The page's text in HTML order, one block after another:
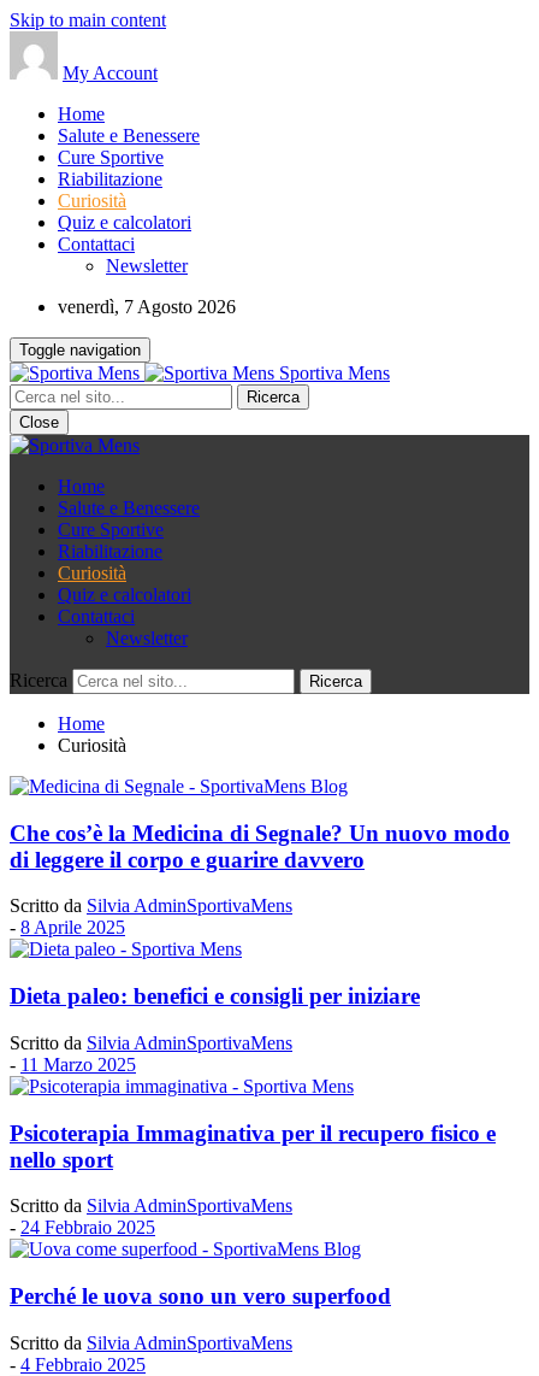
Skip to main content
My Account
Home
Salute e Benessere
Cure Sportive
Riabilitazione
Curiosità
Quiz e calcolatori
Contattaci
Newsletter
venerdì, 7 Agosto 2026
Toggle navigation
Sportiva Mens
Close
Home
Salute e Benessere
Cure Sportive
Riabilitazione
Curiosità
Quiz e calcolatori
Contattaci
Newsletter
Ricerca
Home
Curiosità
Che cos’è la Medicina di Segnale? Un nuovo modo
di leggere il corpo e guarire davvero
Scritto da Silvia AdminSportivaMens
- 8 Aprile 2025
Dieta paleo: benefici e consigli per iniziare
Scritto da Silvia AdminSportivaMens
- 11 Marzo 2025
Psicoterapia Immaginativa per il recupero fisico e
nello sport
Scritto da Silvia AdminSportivaMens
- 24 Febbraio 2025
Perché le uova sono un vero superfood
Scritto da Silvia AdminSportivaMens
- 4 Febbraio 2025